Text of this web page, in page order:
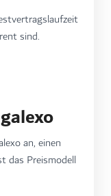
sind.
an, einen
das Preismodell